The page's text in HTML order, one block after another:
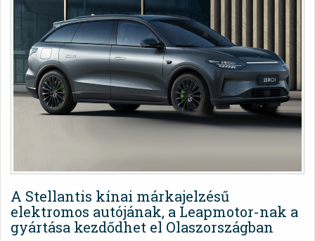
A Stellantis kínai márkajelzésű
elektromos autójának, a Leapmotor-nak a
gyártása kezdődhet el Olaszországban